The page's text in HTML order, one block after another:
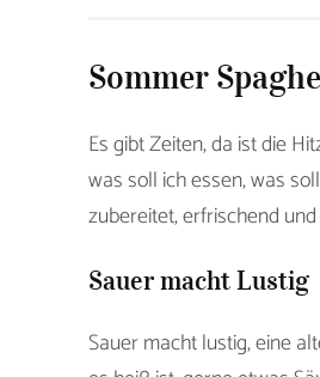
Sommer
Es gibt Zeiten, da ist die
was soll ich essen, was
zubereitet, erfrischend
Sauer macht Lustig
Sauer macht lustig, eine